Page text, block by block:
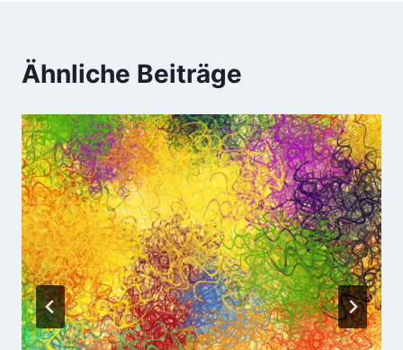
Ähnliche Beiträge